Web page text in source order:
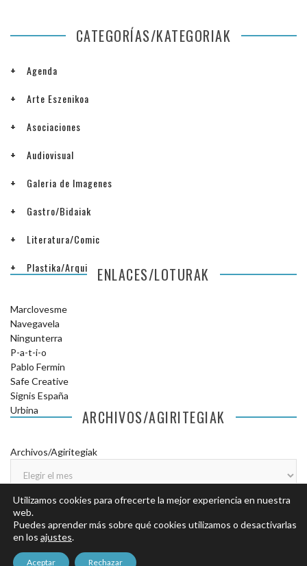
CATEGORÍAS/KATEGORIAK
Agenda
Arte Eszenikoa
Asociaciones
Audiovisual
Galeria de Imagenes
Gastro/Bidaiak
Literatura/Comic
Plastika/ArquitecturaENLACES/LOTURAK
Marclovesme
Navegavela
Ningunterra
P-a-t-i-o
Pablo Fermin
Safe Creative
Signis España
Urbina
ARCHIVOS/AGIRITEGIAK
Archivos/Agiritegiak
© COPYRIGHT DONOSTILANDIA.
Utilizamos cookies para ofrecerte la mejor experiencia en nuestra
web.
Puedes aprender más sobre qué cookies utilizamos o desactivarlas
en los ajustes.
Aceptar Rechazar